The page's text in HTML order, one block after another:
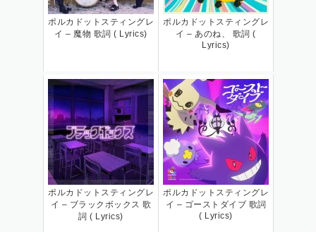
ポルカドットスティングレ
イ – 魔物 歌詞 ( Lyrics)
ポルカドットスティングレ
イ – あのね、 歌詞 (
Lyrics)
ポルカドットスティングレ
イ – ブラックボックス 歌
詞 ( Lyrics)
ポルカドットスティングレ
イ – ゴーストダイブ 歌詞
( Lyrics)